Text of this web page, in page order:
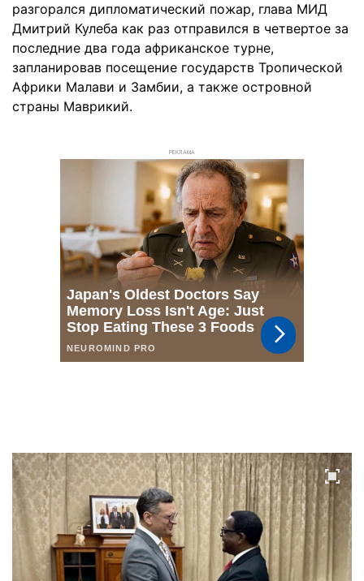
разгорался дипломатический пожар, глава МИД
Дмитрий Кулеба как раз отправился в четвертое за
последние два года африканское турне,
запланировав посещение государств Тропической
Африки Малави и Замбии, а также островной
страны Маврикий.
РЕКЛАМА